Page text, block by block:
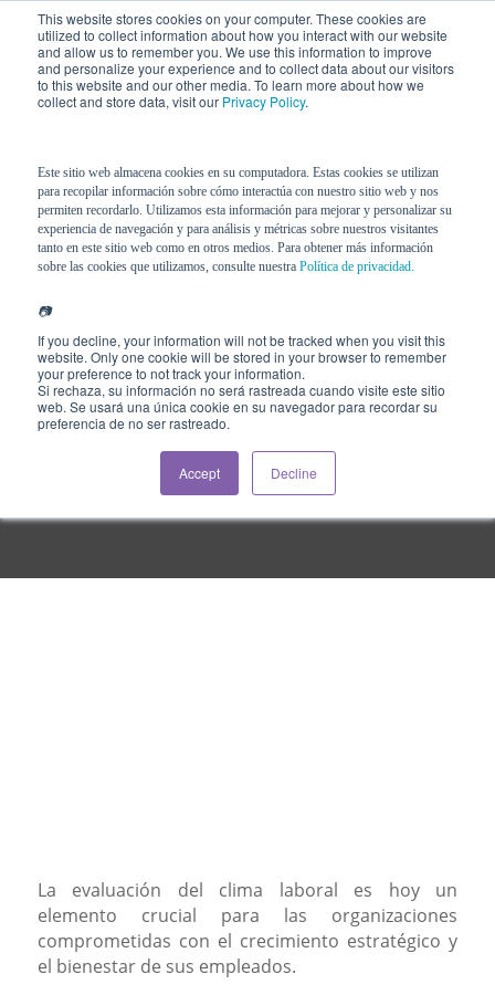
This website stores cookies on your computer. These cookies are
utilized to collect information about how you interact with our website
and allow us to remember you. We use this information to improve
and personalize your experience and to collect data about our visitors
to this website and our other media. To learn more about how we
collect and store data, visit our Privacy Policy.
Este sitio web almacena cookies en su computadora. Estas cookies se utilizan
para recopilar información sobre cómo interactúa con nuestro sitio web y nos
permiten recordarlo. Utilizamos esta información para mejorar y personalizar su
experiencia de navegación y para análisis y métricas sobre nuestros visitantes
tanto en este sitio web como en otros medios. Para obtener más información
sobre las cookies que utilizamos, consulte nuestra Política de privacidad.
📷
If you decline, your information will not be tracked when you visit this
website. Only one cookie will be stored in your browser to remember
your preference to not track your information.
Si rechaza, su información no será rastreada cuando visite este sitio
web. Se usará una única cookie en su navegador para recordar su
preferencia de no ser rastreado.
Accept Decline
La evaluación del clima laboral es hoy un
elemento crucial para las organizaciones
comprometidas con el crecimiento estratégico y
el bienestar de sus empleados.